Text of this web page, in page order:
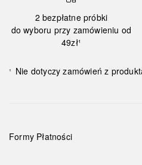
2 bezpłatne próbki
do wyboru przy zamówieniu od
49zł¹
¹ Nie dotyczy zamówień z
Formy Płatności